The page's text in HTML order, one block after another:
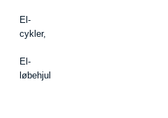
El-
cykler,
El-
løbehjul